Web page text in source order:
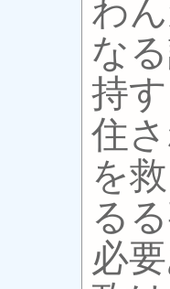
わ
な
持
住
を
る
必